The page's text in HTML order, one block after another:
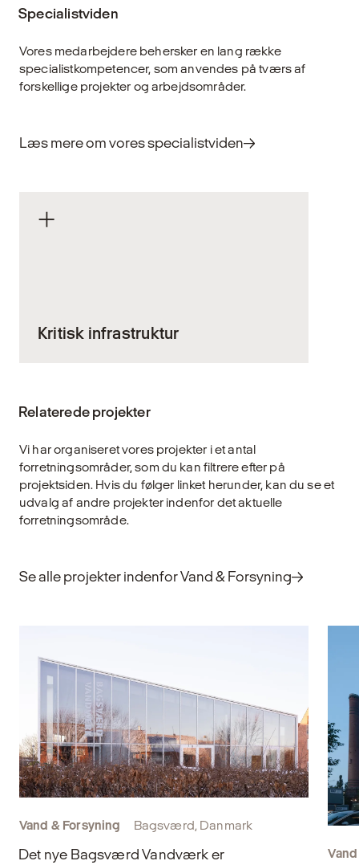
Specialistviden
Vores medarbejdere behersker en lang række
specialistkompetencer, som anvendes på tværs af
forskellige projekter og arbejdsområder.
Læs mere om vores specialistviden
Kritisk infrastruktur
samfundets funktion – fra transport, energi
og information. Når bygninger og anlæg,
der understøtter disse funktioner, svigter,
risikerer vi ikke blot lokale forstyrrelser, men
samfundsmæssige konsekvenser, der kan
true både sikkerhed og forsyning.
driftssikker og fremtidssikret.
Relaterede projekter
Vi har organiseret vores projekter i et antal
forretningsområder, som du kan filtrere efter på
projektsiden. Hvis du følger linket herunder, kan du se et
udvalg af andre projekter indenfor det aktuelle
forretningsområde.
Se alle projekter indenfor Vand & Forsyning
Vand & Forsyning Bagsværd, Danmark
Det nye Bagsværd Vandværk er